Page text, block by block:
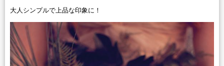
大人シンプルで上品な印象に！